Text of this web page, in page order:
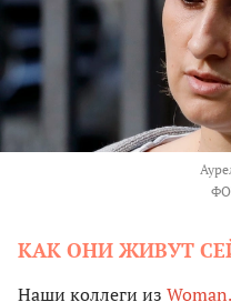
КАК ОНИ ЖИВУТ
Наши коллеги из